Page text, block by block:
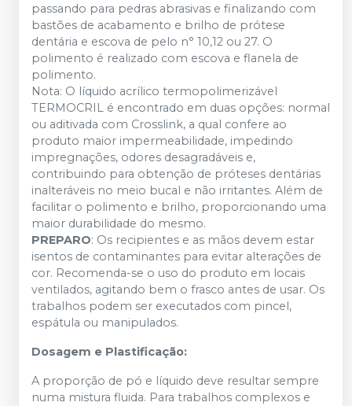
passando para pedras abrasivas e finalizando com
bastões de acabamento e brilho de prótese
dentária e escova de pelo n° 10,12 ou 27. O
polimento é realizado com escova e flanela de
polimento.
Nota: O líquido acrílico termopolimerizável
TERMOCRIL é encontrado em duas opções: normal
ou aditivada com Crosslink, a qual confere ao
produto maior impermeabilidade, impedindo
impregnações, odores desagradáveis e,
contribuindo para obtenção de próteses dentárias
inalteráveis no meio bucal e não irritantes. Além de
facilitar o polimento e brilho, proporcionando uma
maior durabilidade do mesmo.
PREPARO: Os recipientes e as mãos devem estar
isentos de contaminantes para evitar alterações de
cor. Recomenda-se o uso do produto em locais
ventilados, agitando bem o frasco antes de usar. Os
trabalhos podem ser executados com pincel,
espátula ou manipulados.
Dosagem e Plastificação:
A proporção de pó e líquido deve resultar sempre
numa mistura fluida. Para trabalhos complexos e